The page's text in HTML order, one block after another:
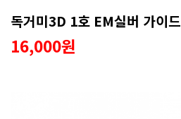
독거미3D 1호 EM실버 가이드
16,000원